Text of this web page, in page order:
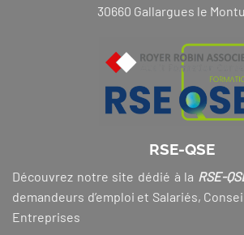
30660 Gallargues le
RSE-QSE
Découvrez notre site dédié à la RSE-
demandeurs d’emploi et Salariés,
Entreprises